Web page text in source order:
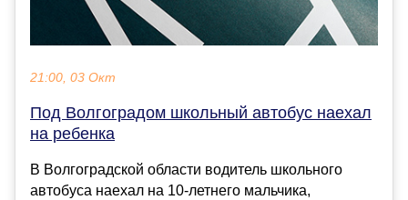
21:00, 03 Окт
Под Волгоградом школьный автобус наехал
на ребенка
В Волгоградской области водитель школьного
автобуса наехал на 10-летнего мальчика,